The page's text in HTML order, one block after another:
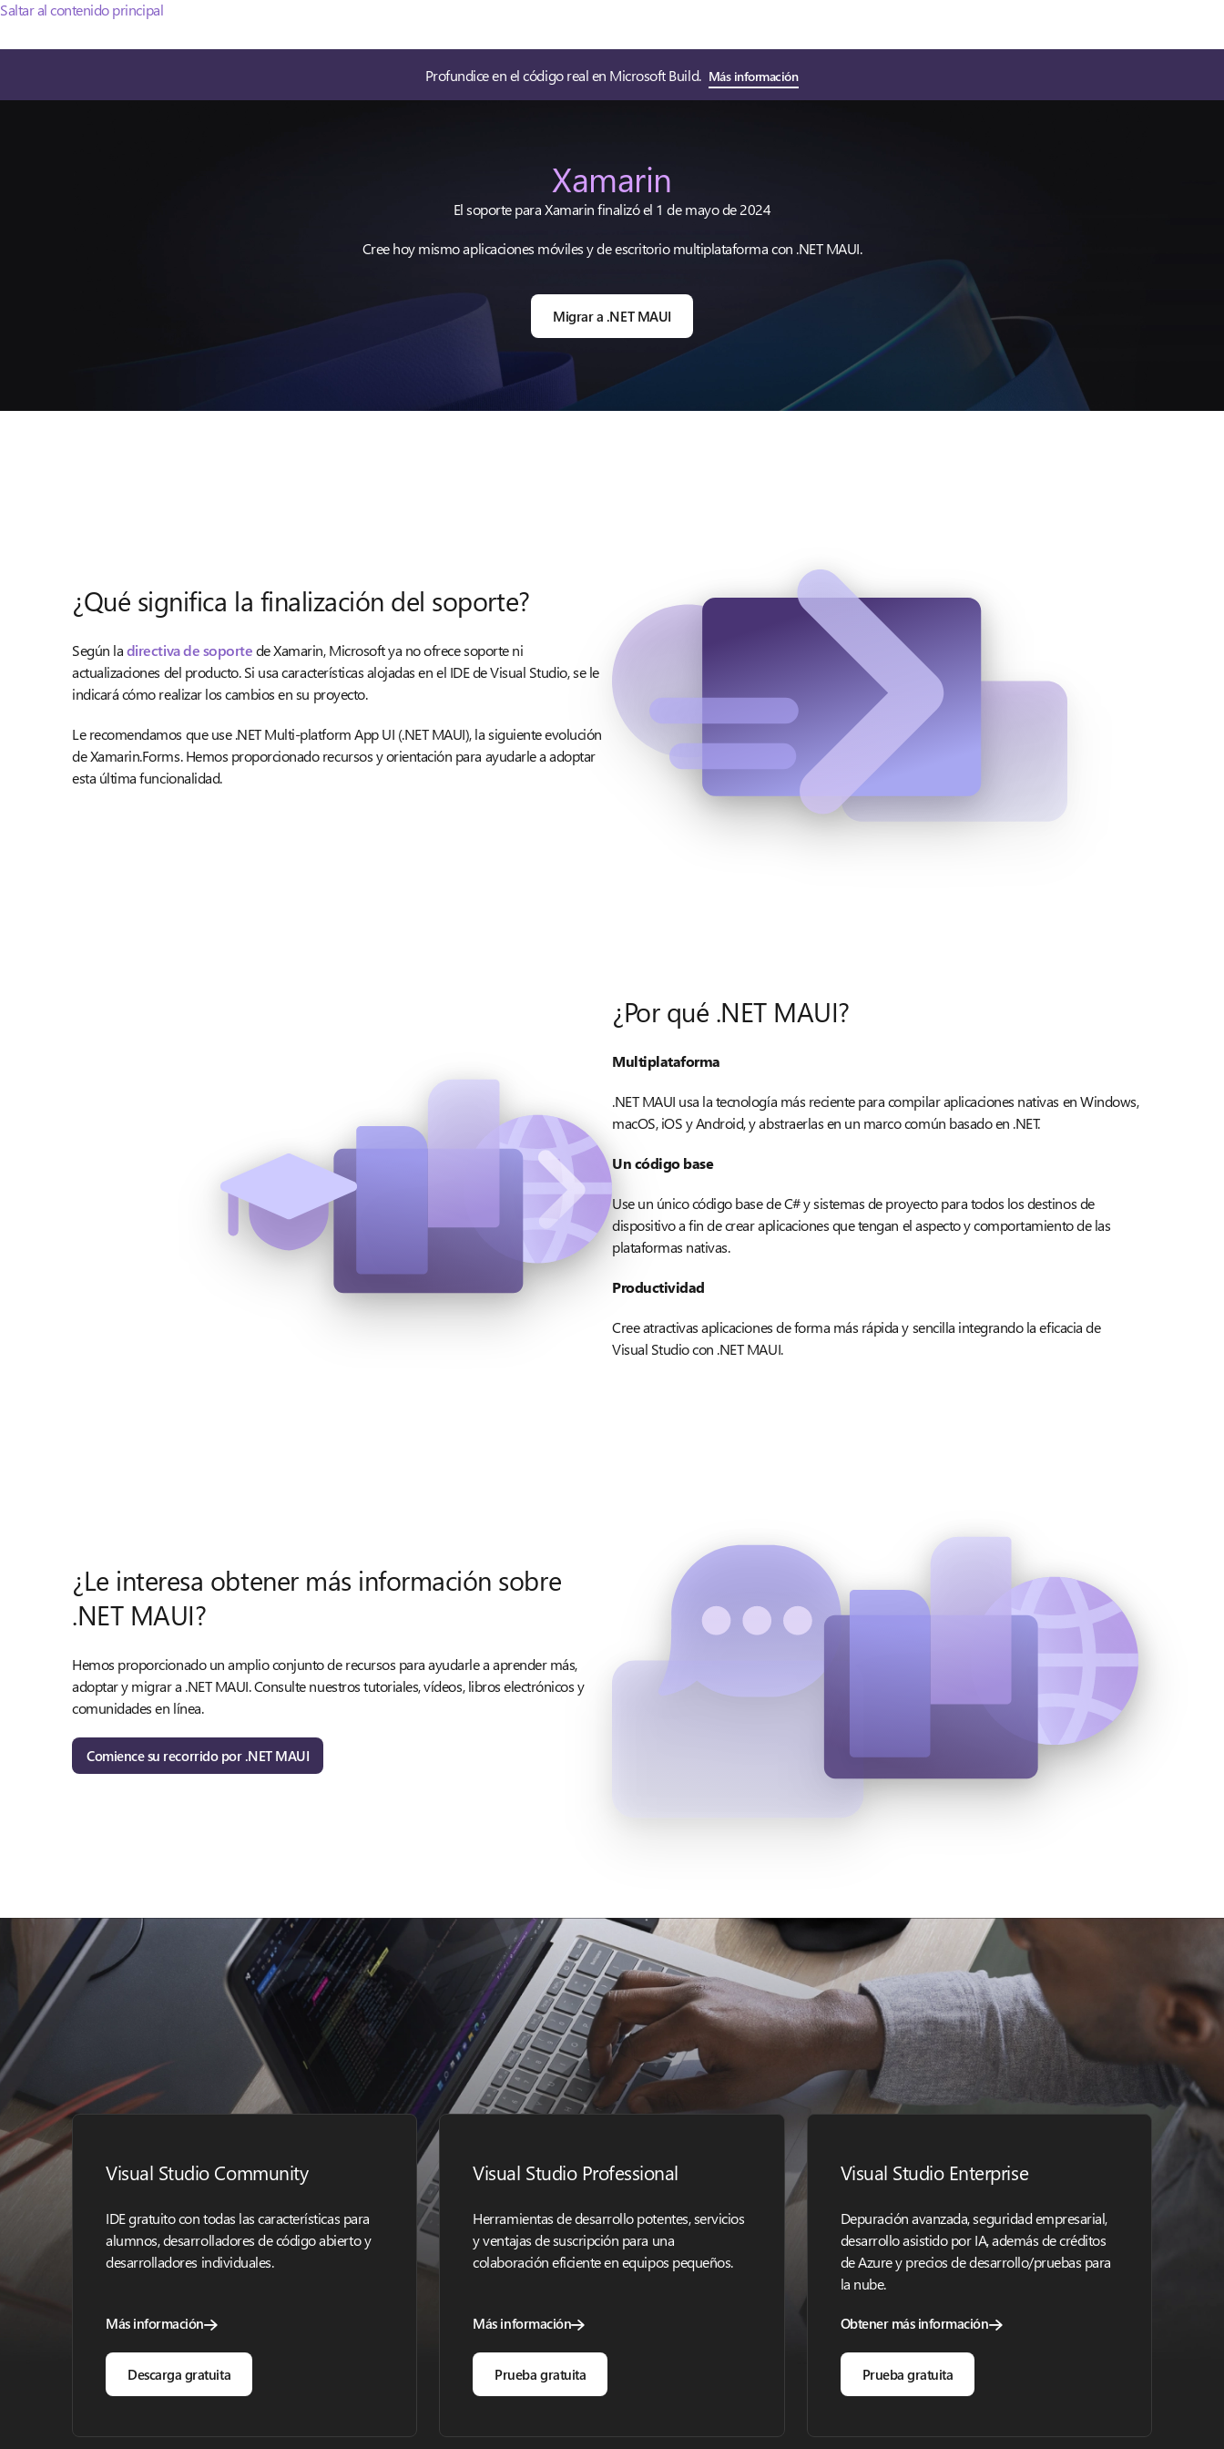
Saltar al contenido principal
Profundice en el código real en Microsoft Build. Más información
Xamarin
El soporte para Xamarin finalizó el 1 de mayo de 2024
Cree hoy mismo aplicaciones móviles y de escritorio multiplataforma con .NET MAUI.
Migrar a .NET MAUI
¿Qué significa la finalización del soporte?
Según ladirectiva de soportede Xamarin, Microsoft ya no ofrece soporte ni
actualizaciones del producto. Si usa características alojadas en el IDE de Visual Studio, se le
indicará cómo realizar los cambios en su proyecto.
Le recomendamos que use .NET Multi-platform App UI (.NET MAUI), la siguiente evolución
de Xamarin.Forms. Hemos proporcionado recursos y orientación para ayudarle a adoptar
esta última funcionalidad.
¿Por qué .NET MAUI?
Multiplataforma
.NET MAUI usa la tecnología más reciente para compilar aplicaciones nativas en Windows,
macOS, iOS y Android, y abstraerlas en un marco común basado en .NET.
Un código base
Use un único código base de C# y sistemas de proyecto para todos los destinos de
dispositivo a fin de crear aplicaciones que tengan el aspecto y comportamiento de las
plataformas nativas.
Productividad
Cree atractivas aplicaciones de forma más rápida y sencilla integrando la eficacia de
Visual Studio con .NET MAUI.
¿Le interesa obtener más información sobre
.NET MAUI?
Hemos proporcionado un amplio conjunto de recursos para ayudarle a aprender más,
adoptar y migrar a .NET MAUI. Consulte nuestros tutoriales, vídeos, libros electrónicos y
comunidades en línea.
Comience su recorrido por .NET MAUI
Visual Studio Community
IDE gratuito con todas las características para
alumnos, desarrolladores de código abierto y
desarrolladores individuales.
Más información
Descarga gratuita
Visual Studio Professional
Herramientas de desarrollo potentes, servicios
y ventajas de suscripción para una
colaboración eficiente en equipos pequeños.
Más información
Prueba gratuita
Visual Studio Enterprise
Depuración avanzada, seguridad empresarial,
desarrollo asistido por IA, además de créditos
de Azure y precios de desarrollo/pruebas para
la nube.
Obtener más información
Prueba gratuita